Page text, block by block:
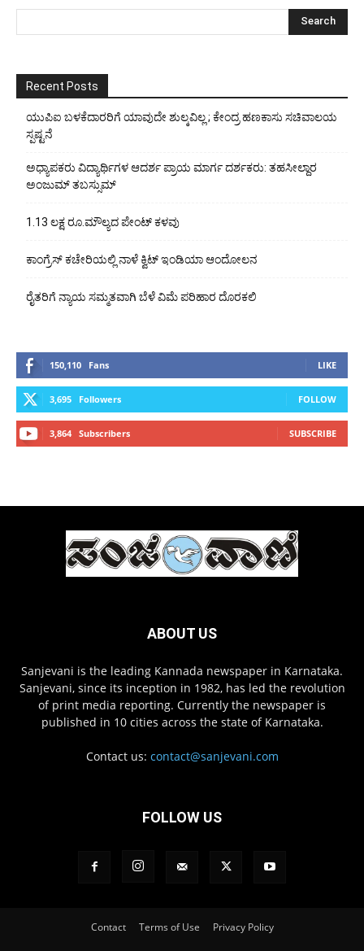
Recent Posts
ಯುಪಿಐ ಬಳಕೆದಾರರಿಗೆ ಯಾವುದೇ ಶುಲ್ಕವಿಲ್ಲ ; ಕೇಂದ್ರ ಹಣಕಾಸು ಸಚಿವಾಲಯ
ಸ್ಪಷ್ಟನೆ
ಅಧ್ಯಾಪಕರು ವಿದ್ಯಾರ್ಥಿಗಳ ಆದರ್ಶ ಪ್ರಾಯ ಮಾರ್ಗ ದರ್ಶಕರು: ತಹಸೀಲ್ದಾರ
ಅಂಜುಮ್ ತಬಸ್ಸುಮ್
1.13 ಲಕ್ಷ ರೂ.ಮೌಲ್ಯದ ಪೇಂಟ್ ಕಳವು
ಕಾಂಗ್ರೆಸ್ ಕಚೇರಿಯಲ್ಲಿ ನಾಳೆ ಕ್ವಿಟ್ ಇಂಡಿಯಾ ಆಂದೋಲನ
ರೈತರಿಗೆ ನ್ಯಾಯ ಸಮ್ಮತವಾಗಿ ಬೆಳೆ ವಿಮೆ ಪರಿಹಾರ ದೊರಕಲಿ
150,110 Fans LIKE
3,695 Followers FOLLOW
3,864 Subscribers SUBSCRIBE
ABOUT US
Sanjevani is the leading Kannada newspaper in Karnataka.
Sanjevani, since its inception in 1982, has led the revolution
of print media reporting. Currently the newspaper is
published in 10 cities across the state of Karnataka.
Contact us: contact@sanjevani.com
FOLLOW US
Contact Terms of Use Privacy Policy